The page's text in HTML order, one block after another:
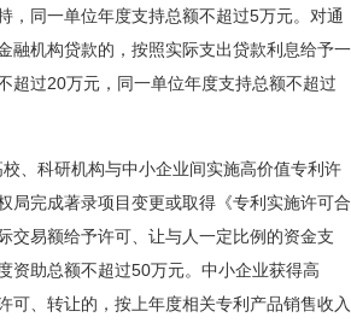
，同一单位年度支持总额不超过5万元。对通
融机构贷款的，按照实际支出贷款利息给予一
超过20万元，同一单位年度支持总额不超过
、科研机构与中小企业间实施高价值专利许
局完成著录项目变更或取得《专利实施许可合
交易额给予许可、让与人一定比例的资金支
资助总额不超过50万元。中小企业获得高
可、转让的，按上年度相关专利产品销售收入